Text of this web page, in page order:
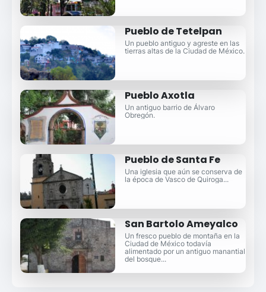
Pueblo de Tetelpan
Un pueblo antiguo y agreste en las
tierras altas de la Ciudad de México.
Pueblo Axotla
Un antiguo barrio de Álvaro
Obregón.
Pueblo de Santa Fe
Una iglesia que aún se conserva de
la época de Vasco de Quiroga...
San Bartolo Ameyalco
Un fresco pueblo de montaña en la
Ciudad de México todavía
alimentado por un antiguo manantial
del bosque...